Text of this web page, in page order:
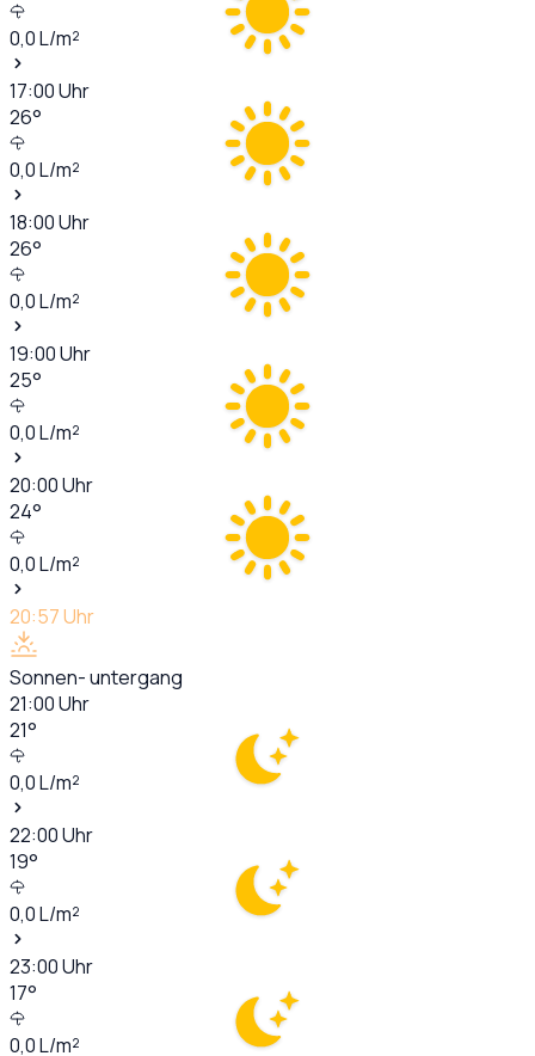
0,0L/m²
17:00Uhr
26°
0,0L/m²
18:00Uhr
26°
0,0L/m²
19:00Uhr
25°
0,0L/m²
20:00Uhr
24°
0,0L/m²
20:57Uhr
Sonnen- untergang
21:00Uhr
21°
0,0L/m²
22:00Uhr
19°
0,0L/m²
23:00Uhr
17°
0,0L/m²